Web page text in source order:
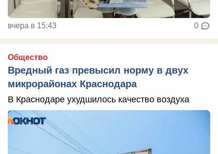
вчера в 15:43 0
Общество
Вредный газ превысил норму в двух
микрорайонах Краснодара
В Краснодаре ухудшилось качество воздуха